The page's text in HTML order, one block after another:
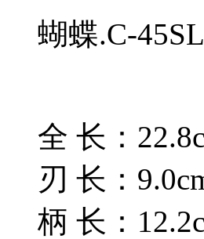
蝴蝶.C-
全 长：
刃 长：
柄 长：